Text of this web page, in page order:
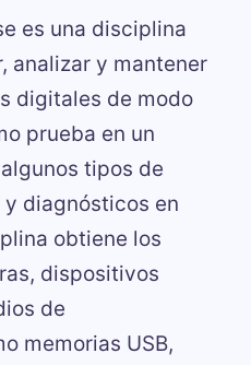
es una disciplina
analizar y mantener
digitales de modo
prueba en un
tipos de
diagnósticos en
obtiene los
dispositivos
de
memorias USB,